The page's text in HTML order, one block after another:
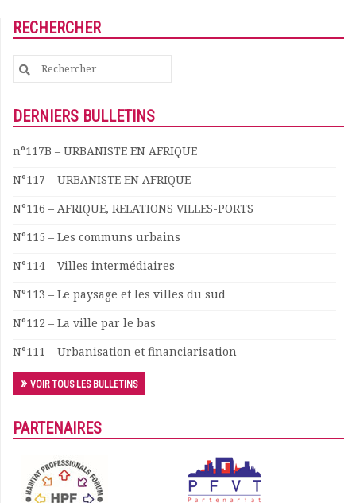
RECHERCHER
Search
for:
DERNIERS BULLETINS
n°117B – URBANISTE EN AFRIQUE
N°117 – URBANISTE EN AFRIQUE
N°116 – AFRIQUE, RELATIONS VILLES-PORTS
N°115 – Les communs urbains
N°114 – Villes intermédiaires
N°113 – Le paysage et les villes du sud
N°112 – La ville par le bas
N°111 – Urbanisation et financiarisation
VOIR TOUS LES BULLETINS
PARTENAIRES